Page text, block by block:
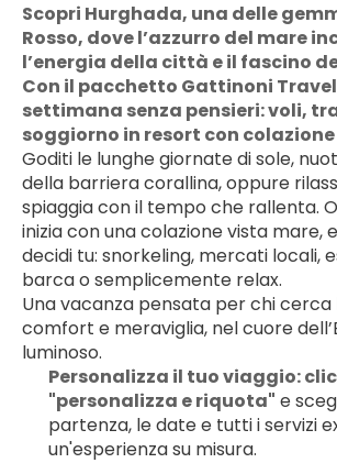
Scopri Hurghada, una delle
Rosso, dove l’azzurro del mare
l’energia della città e il fascino
Con il pacchetto Gattinoni
settimana senza pensieri: voli,
soggiorno in resort con
Goditi le lunghe giornate di sole,
della barriera corallina, oppure
spiaggia con il tempo che rallenta.
inizia con una colazione vista mare,
decidi tu: snorkeling, mercati locali,
barca o semplicemente relax.
Una vacanza pensata per chi
comfort e meraviglia, nel cuore
luminoso.
Personalizza il tuo viaggio:
"personalizza e riquota" e
partenza, le date e tutti i servizi
un'esperienza su misura.